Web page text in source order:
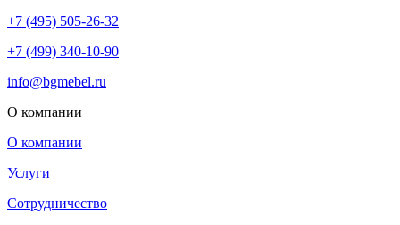
+7 (495) 505-26-32
+7 (499) 340-10-90
info@bgmebel.ru
О компании
О компании
Услуги
Сотрудничество